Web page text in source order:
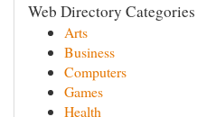
Web Directory Categories
Arts
Business
Computers
Games
Health